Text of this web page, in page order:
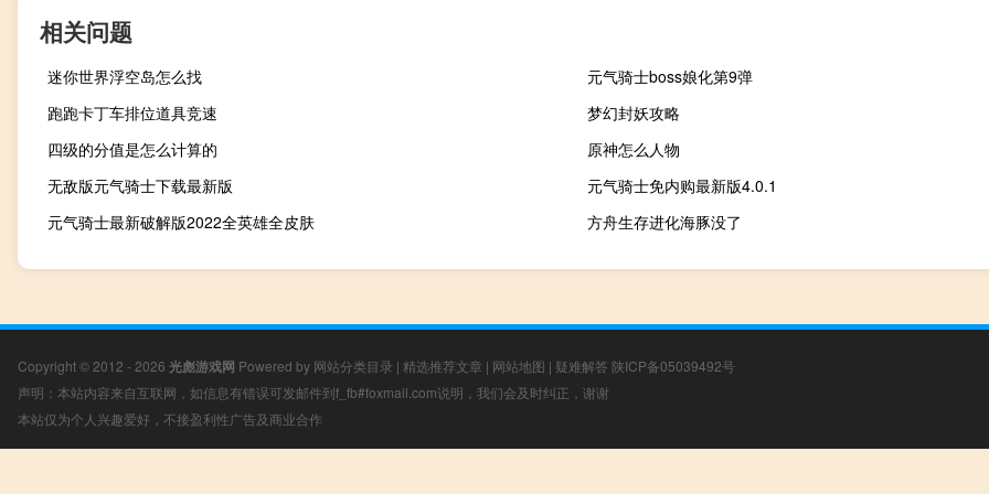
相关问题
迷你世界浮空岛怎么找
元气骑士boss娘化第9弹
跑跑卡丁车排位道具竞速
梦幻封妖攻略
四级的分值是怎么计算的
原神怎么人物
无敌版元气骑士下载最新版
元气骑士免内购最新版4.0.1
元气骑士最新破解版2022全英雄全皮肤
方舟生存进化海豚没了
Copyright © 2012 - 2026 光彪游戏网 Powered by 网站分类目录 | 精选推荐文章 | 网站地图 | 疑难解答 陕ICP备05039492号
声明：本站内容来自互联网，如信息有错误可发邮件到f_fb#foxmail.com说明，我们会及时纠正，谢谢
本站仅为个人兴趣爱好，不接盈利性广告及商业合作